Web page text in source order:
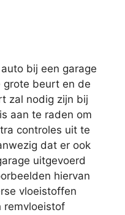
bij een garage
grote beurt en de
zal nodig zijn bij
aan te raden om
controles uit te
dat er ook
uitgevoerd
hiervan
vloeistoffen
remvloeistof